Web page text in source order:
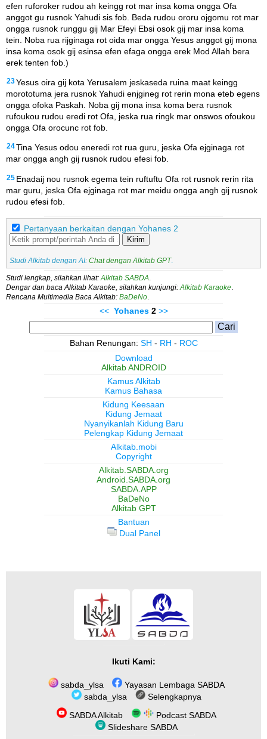
efen ruforoker rudou ah keingg rot mar insa koma ongga Ofa
anggot gu rusnok Yahudi sis fob. Beda rudou ororu ojgomu rot mar
ongga rusnok runggu gij Mar Efeyi Ebsi osok gij mar insa koma
tein. Noba rua rijginaga rot oida mar ongga Yesus anggot gij mona
insa koma osok gij esinsa efen efaga ongga erek Mod Allah bera
erek tenten fob.)
23Yesus oira gij kota Yerusalem jeskaseda ruina maat keingg
morototuma jera rusnok Yahudi enjgineg rot rerin mona eteb egens
ongga ofoka Paskah. Noba gij mona insa koma bera rusnok
rufoukou rudou eredi rot Ofa, jeska rua ringk mar onswos ofoukou
ongga Ofa orocunc rot fob.
24Tina Yesus odou eneredi rot rua guru, jeska Ofa ejginaga rot
mar ongga angh gij rusnok rudou efesi fob.
25 Enadaij nou rusnok egema tein ruftuftu Ofa rot rusnok rerin rita
mar guru, jeska Ofa ejginaga rot mar meidu ongga angh gij rusnok
rudou efesi fob.
Pertanyaan berkaitan dengan Yohanes 2
Kirim
Studi Alkitab dengan AI: Chat dengan Alkitab GPT.
Studi lengkap, silahkan lihat: Alkitab SABDA
Dengar dan baca Alkitab Karaoke, silahkan kunjungi: Alkitab Karaoke
Rencana Multimedia Baca Alkitab: BaDeNo
<< Yohanes2 >>
Bahan Renungan: SH - RH - ROC
Download
Alkitab ANDROID
Kamus Alkitab
Kamus Bahasa
Kidung Keesaan
Kidung Jemaat
Nyanyikanlah Kidung Baru
Pelengkap Kidung Jemaat
Alkitab.mobi
Copyright
Alkitab.SABDA.org
Android.SABDA.org
SABDA.APP
BaDeNo
Alkitab GPT
Bantuan
Dual Panel
Ikuti Kami:
sabda_ylsa
Yayasan Lembaga SABDA
sabda_ylsa
Selengkapnya
SABDA Alkitab
Podcast SABDA
Slideshare SABDA